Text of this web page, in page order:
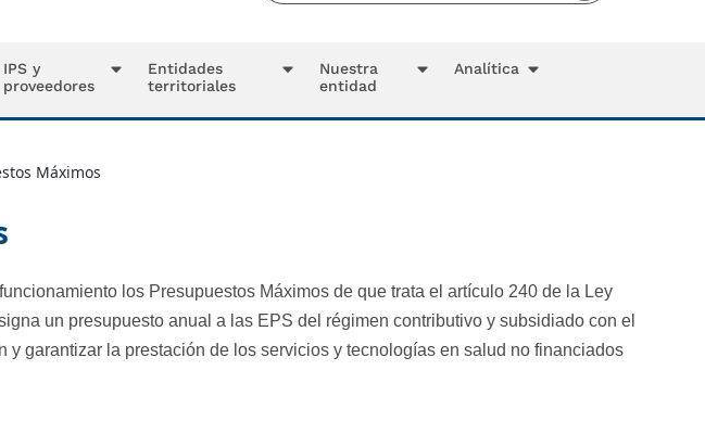
IPS y
proveedores
Entidades
territoriales
Nuestra
entidad
Analítica
Máximos
los Presupuestos Máximos de que trata el artículo 240 de la Ley
un presupuesto anual a las EPS del régimen contributivo y subsidiado con el
y garantizar la prestación de los servicios y tecnologías en salud no financiados